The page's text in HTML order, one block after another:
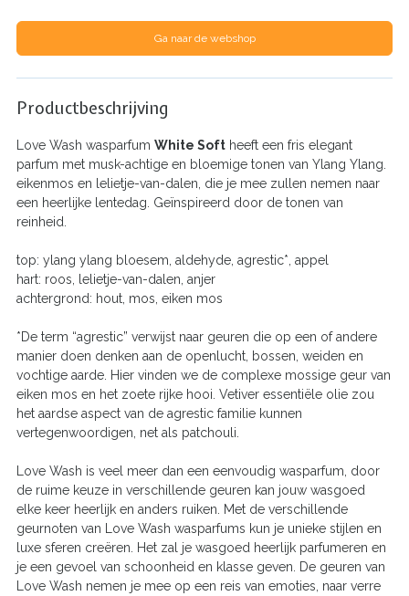
Ga naar de webshop
Productbeschrijving
Love Wash wasparfum White Soft heeft een fris elegant
parfum met musk-achtige en bloemige tonen van Ylang Ylang.
eikenmos en lelietje-van-dalen, die je mee zullen nemen naar
een heerlijke lentedag. Geïnspireerd door de tonen van
reinheid.
top: ylang ylang bloesem, aldehyde, agrestic*, appel
hart: roos, lelietje-van-dalen, anjer
achtergrond: hout, mos, eiken mos
*De term “agrestic” verwijst naar geuren die op een of andere
manier doen denken aan de openlucht, bossen, weiden en
vochtige aarde. Hier vinden we de complexe mossige geur van
eiken mos en het zoete rijke hooi. Vetiver essentiële olie zou
het aardse aspect van de agrestic familie kunnen
vertegenwoordigen, net als patchouli.
Love Wash is veel meer dan een eenvoudig wasparfum, door
de ruime keuze in verschillende geuren kan jouw wasgoed
elke keer heerlijk en anders ruiken. Met de verschillende
geurnoten van Love Wash wasparfums kun je unieke stijlen en
luxe sferen creëren. Het zal je wasgoed heerlijk parfumeren en
je een gevoel van schoonheid en klasse geven. De geuren van
Love Wash nemen je mee op een reis van emoties, naar verre